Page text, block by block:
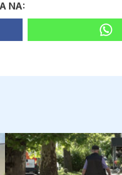
NA: